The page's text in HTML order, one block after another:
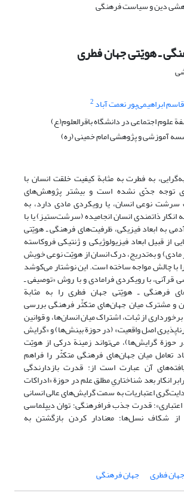
ـ هویّتی جهان فطری
قاسم ابراهیمی‌پور نعمت آباد 2
علوم اجتماعی در دانشگاه باقرالعلوم(ع)
آموزشی و پژوهشی امام خمینی (ره)
به فطرت به مثابة کیفیت خلقت انسان با
توجه جدّی نشده است و بیشتر پژوهش‌های
نوعی انسان، یا رویکردی مادی دارد، به
انکار ذاتمندی انسان انجامیده (سرشت‌ستیز) یا با
به ابعاد فیزیکی، ظرفیت‌های فرهنگی ـ هویّتی
از قبیل ابعاد فیزیولوژیکی و ژنتیکی فروکاسته
و به‌تدریج، درک انسان از هویّت نوعی خویش
با چالش مواجه ساخته است. این نوشتار می‌کوشد
قرآنی، با رویکردی فرامادی و با روش «توصیفی ـ
فرهنگی ـ هویّتی جهان فطری را به مثابة
و مشترک میان جهان‌های متکثّر فرهنگی بررسی
از ثبات‌، اشتراک میان انسان‌ها، و قوانین
اصل واقعیت» (در حوزة بینش‌ها) و «گرایش
حوزة گرایش‌ها)، می‌تواند زمینة درکی از هویّت
تعامل میان جهان‌های فرهنگی متکثّر را فراهم
آن عبارت است از: قدرت بازدارندگی
انکار بعد شناختاریِ مطلق علم در حوزة «ادراکات
اعتباریات به سمت گرایش‌های عالی انسانی
قدرت جذب فرافرهنگی؛ توان دیپلماسی
از شکاف نسل‌ها؛ معنادار کردن بازگشتن به
جهان فطری جهان فرهنگی